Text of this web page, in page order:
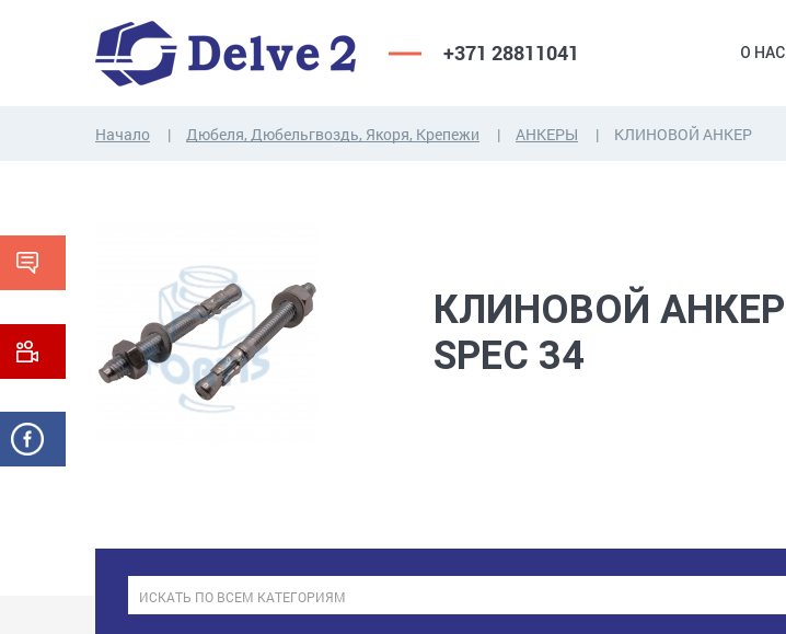
+371 28811041 О НАС
Начало Дюбеля, Дюбельгвоздь, Якоря, Крепежи АНКЕРЫ КЛИНОВОЙ АНКЕР
КЛИНОВОЙ АНКЕР
SPEC 34